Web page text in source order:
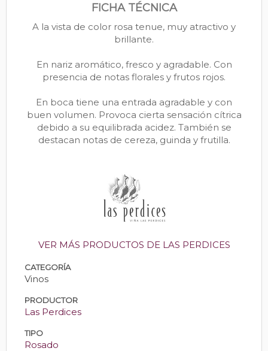
FICHA TÉCNICA
A la vista de color rosa tenue, muy atractivo y
brillante.
En nariz aromático, fresco y agradable. Con
presencia de notas florales y frutos rojos.
En boca tiene una entrada agradable y con
buen volumen. Provoca cierta sensación cítrica
debido a su equilibrada acidez. También se
destacan notas de cereza, guinda y frutilla.
VER MÁS PRODUCTOS DE LAS PERDICES
CATEGORÍA
Vinos
PRODUCTOR
Las Perdices
TIPO
Rosado